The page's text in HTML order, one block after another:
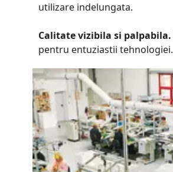
utilizare indelungata.
Calitate vizibila si palpabila.
pentru entuziastii tehnologiei.